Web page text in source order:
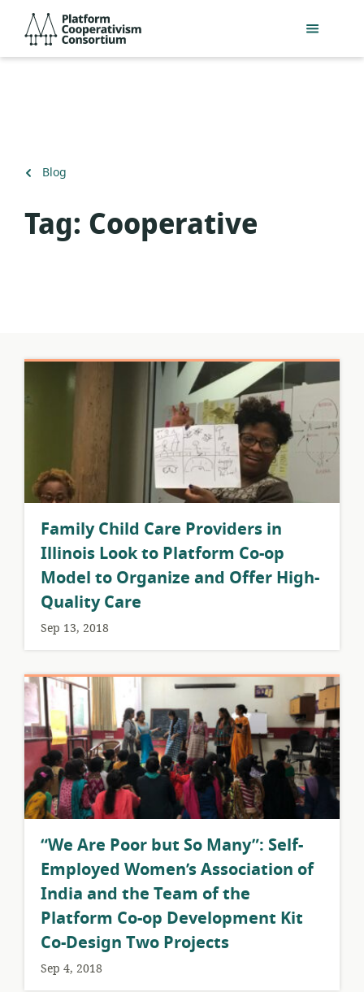
Acceder
directamente
Consortium
Volver
Blog
Tag: Cooperative
​Family Child Care Providers in
Illinois Look to Platform Co-op
Model to Organize and Offer High-
Quality Care
Sep 13, 2018
​“We Are Poor but So Many”: Self-
Employed Women’s Association of
India and the Team of the
Platform Co-op Development Kit
Co-Design Two Projects
Sep 4, 2018